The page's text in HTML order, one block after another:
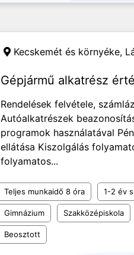
Kecskemét és környéke,
Gépjármű alkatrész
Rendelések felvétele,
Autóalkatrészek
programok használatával
ellátása Kiszolgálás
folyamatos...
Teljes munkaidő 8 óra 1-2 év
Gimnázium Szakközépiskola
Beosztott